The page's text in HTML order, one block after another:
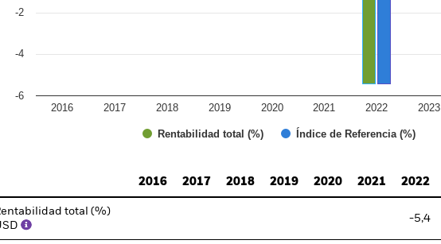
Rentabilidad total (%) Índice de Referencia (%)
2016 2017 2018 2019 2020 2021 2022 2023
-6
-4
-2
2016
2017 2018 2019 2020 2021 2022
total (%)
-5,4